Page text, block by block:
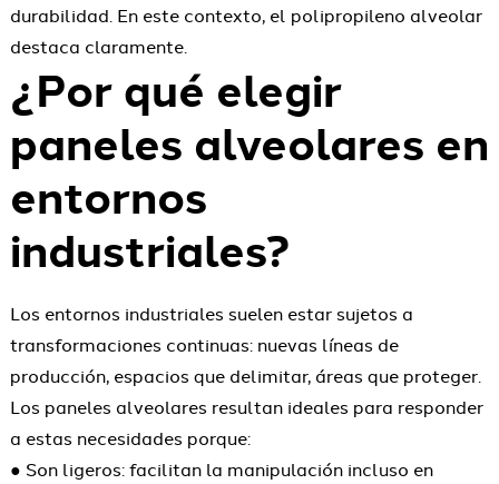
durabilidad. En este contexto, el polipropileno alveolar
destaca claramente.
¿Por qué elegir
paneles alveolares en
entornos
industriales?
Los entornos industriales suelen estar sujetos a
transformaciones continuas: nuevas líneas de
producción, espacios que delimitar, áreas que proteger.
Los paneles alveolares resultan ideales para responder
a estas necesidades porque:
● Son ligeros: facilitan la manipulación incluso en